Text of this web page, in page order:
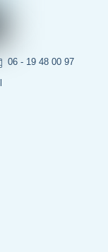
06 - 19 48 00 97